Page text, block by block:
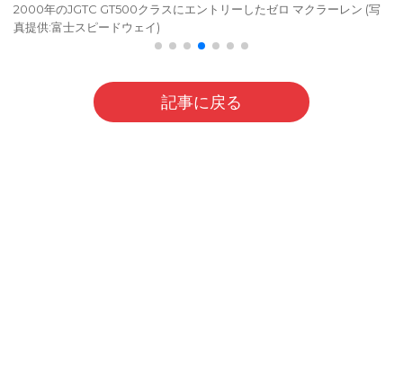
2000年のJGTC GT500クラスにエントリーしたゼロ マクラーレン (写
真提供:富士スピードウェイ)
記事に戻る